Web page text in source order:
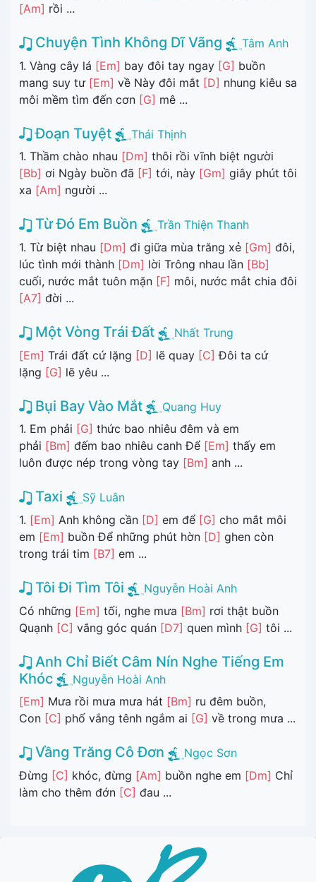
[Am] rồi ...
Chuyện Tình Không Dĩ Vãng
Tâm Anh
1. Vàng cây lá [Em] bay đôi tay ngay [G] buồn
mang suy tư [Em] về Này đôi mắt [D] nhung kiêu sa
môi mềm tìm đến cơn [G] mê ...
Đoạn Tuyệt
Thái Thịnh
1. Thầm chào nhau [Dm] thôi rồi vĩnh biệt người
[Bb] ơi Ngày buồn đã [F] tới, này [Gm] giây phút tôi
xa [Am] người ...
Từ Đó Em Buồn
Trần Thiện Thanh
1. Từ biệt nhau [Dm] đi giữa mùa trăng xẻ [Gm] đôi,
lúc tình mới thành [Dm] lời Trông nhau lần [Bb]
cuối, nước mắt tuôn mặn [F] môi, nước mắt chia đôi
[A7] đời ...
Một Vòng Trái Đất
Nhất Trung
[Em] Trái đất cứ lặng [D] lẽ quay [C] Đôi ta cứ
lặng [G] lẽ yêu ...
Bụi Bay Vào Mắt
Quang Huy
1. Em phải [G] thức bao nhiêu đêm và em
phải [Bm] đếm bao nhiêu canh Để [Em] thấy em
luôn được nép trong vòng tay [Bm] anh ...
Taxi
Sỹ Luân
1. [Em] Anh không cần [D] em để [G] cho mắt môi
em [Em] buồn Để những phút hờn [D] ghen còn
trong trái tim [B7] em ...
Tôi Đi Tìm Tôi
Nguyễn Hoài Anh
Có những [Em] tối, nghe mưa [Bm] rơi thật buồn
Quạnh [C] vắng góc quán [D7] quen mình [G] tôi ...
Anh Chỉ Biết Câm Nín Nghe Tiếng Em
Khóc
Nguyễn Hoài Anh
[Em] Mưa rồi mưa mưa hát [Bm] ru đêm buồn,
Con [C] phố vắng tênh ngắm ai [G] về trong mưa ...
Vầng Trăng Cô Đơn
Ngọc Sơn
Đừng [C] khóc, đừng [Am] buồn nghe em [Dm] Chỉ
làm cho thêm đớn [C] đau ...